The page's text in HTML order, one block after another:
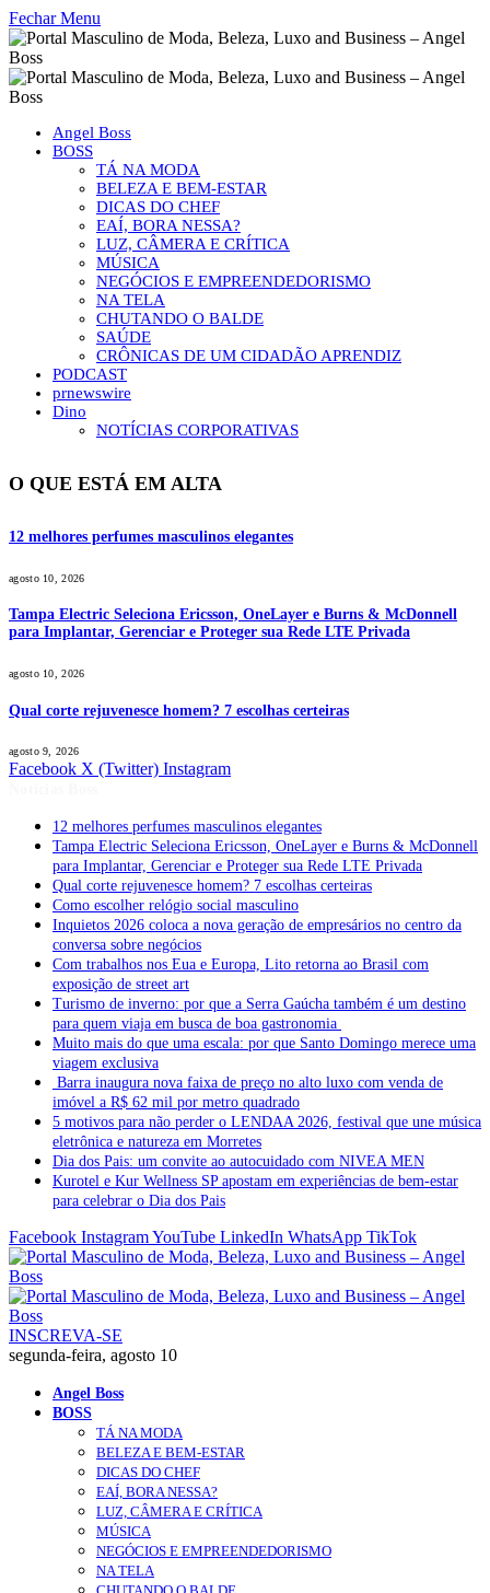
Fechar Menu
Angel Boss
BOSS
TÁ NA MODA
BELEZA E BEM-ESTAR
DICAS DO CHEF
EAÍ, BORA NESSA?
LUZ, CÂMERA E CRÍTICA
MÚSICA
NEGÓCIOS E EMPREENDEDORISMO
NA TELA
CHUTANDO O BALDE
SAÚDE
CRÔNICAS DE UM CIDADÃO APRENDIZ
PODCAST
prnewswire
Dino
NOTÍCIAS CORPORATIVAS
O QUE ESTÁ EM ALTA
12 melhores perfumes masculinos elegantes
agosto 10, 2026
Tampa Electric Seleciona Ericsson, OneLayer e Burns & McDonnell
para Implantar, Gerenciar e Proteger sua Rede LTE Privada
agosto 10, 2026
Qual corte rejuvenesce homem? 7 escolhas certeiras
agosto 9, 2026
Facebook X (Twitter) Instagram
12 melhores perfumes masculinos elegantes
Tampa Electric Seleciona Ericsson, OneLayer e Burns & McDonnell
para Implantar, Gerenciar e Proteger sua Rede LTE Privada
Qual corte rejuvenesce homem? 7 escolhas certeiras
Como escolher relógio social masculino
Inquietos 2026 coloca a nova geração de empresários no centro da
conversa sobre negócios
Com trabalhos nos Eua e Europa, Lito retorna ao Brasil com
exposição de street art
Turismo de inverno: por que a Serra Gaúcha também é um destino
para quem viaja em busca de boa gastronomia
Muito mais do que uma escala: por que Santo Domingo merece uma
viagem exclusiva
Barra inaugura nova faixa de preço no alto luxo com venda de
imóvel a R$ 62 mil por metro quadrado
5 motivos para não perder o LENDAA 2026, festival que une música
eletrônica e natureza em Morretes
Dia dos Pais: um convite ao autocuidado com NIVEA MEN
Kurotel e Kur Wellness SP apostam em experiências de bem-estar
para celebrar o Dia dos Pais
Facebook InstagramYouTube LinkedIn WhatsApp TikTok
INSCREVA-SE
segunda-feira, agosto 10
Angel Boss
BOSS
TÁ NA MODA
BELEZA E BEM-ESTAR
DICAS DO CHEF
EAÍ, BORA NESSA?
LUZ, CÂMERA E CRÍTICA
MÚSICA
NEGÓCIOS E EMPREENDEDORISMO
NA TELA